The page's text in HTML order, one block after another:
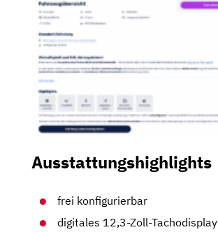
Ausstattungshighlights
frei konfigurierbar
digitales 12,3-Zoll-Tachodisplay